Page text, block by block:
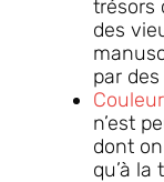
trésors
des
par
n’est
dont
qu’à